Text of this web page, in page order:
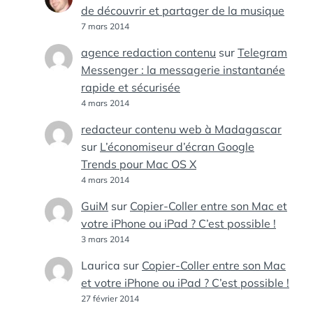
de découvrir et partager de la musique
7 mars 2014
agence redaction contenu sur Telegram
Messenger : la messagerie instantanée
rapide et sécurisée
4 mars 2014
redacteur contenu web à Madagascar
sur L’économiseur d’écran Google
Trends pour Mac OS X
4 mars 2014
GuiM sur Copier-Coller entre son Mac et
votre iPhone ou iPad ? C’est possible !
3 mars 2014
Laurica sur Copier-Coller entre son Mac
et votre iPhone ou iPad ? C’est possible !
27 février 2014